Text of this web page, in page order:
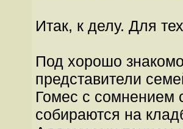
Итак, к делу. Для
Под хорошо
представители
Гомес с сомнением
собираются на